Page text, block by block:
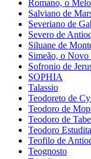
Romano, o
Salviano de
Severiano de
Severo de
Siluane de
Simeão, o Novo
Sofronio de
SOPHIA
Talassio
Teodoreto de
Teodoro de
Teodoro de
Teodoro Estudita
Teofilo de
Teognosto